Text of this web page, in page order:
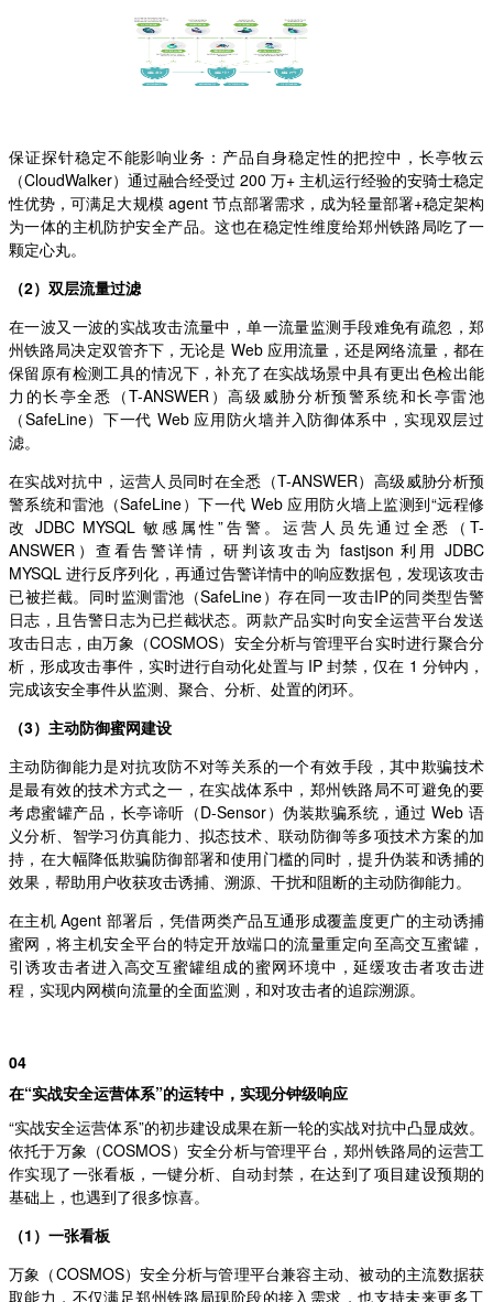
保证探针稳定不能影响业务：产品自身稳定性的把控中，长亭牧云
（CloudWalker）通过融合经受过 200 万+ 主机运行经验的安骑士稳定
性优势，可满足大规模 agent 节点部署需求，成为轻量部署+稳定架构
为一体的主机防护安全产品。这也在稳定性维度给郑州铁路局吃了一
颗定心丸。
（2）双层流量过滤
在一波又一波的实战攻击流量中，单一流量监测手段难免有疏忽，郑
州铁路局决定双管齐下，无论是 Web 应用流量，还是网络流量，都在
保留原有检测工具的情况下，补充了在实战场景中具有更出色检出能
力的长亭全悉（T-ANSWER）高级威胁分析预警系统和长亭雷池
（SafeLine）下一代 Web 应用防火墙并入防御体系中，实现双层过
滤。
在实战对抗中，运营人员同时在全悉（T-ANSWER）高级威胁分析预
警系统和雷池（SafeLine）下一代 Web 应用防火墙上监测到“远程修
改 JDBC MYSQL 敏感属性”告警。运营人员先通过全悉（T-
ANSWER）查看告警详情，研判该攻击为 fastjson 利用 JDBC
MYSQL 进行反序列化，再通过告警详情中的响应数据包，发现该攻击
已被拦截。同时监测雷池（SafeLine）存在同一攻击IP的同类型告警
日志，且告警日志为已拦截状态。两款产品实时向安全运营平台发送
攻击日志，由万象（COSMOS）安全分析与管理平台实时进行聚合分
析，形成攻击事件，实时进行自动化处置与 IP 封禁，仅在 1 分钟内，
完成该安全事件从监测、聚合、分析、处置的闭环。
（3）主动防御蜜网建设
主动防御能力是对抗攻防不对等关系的一个有效手段，其中欺骗技术
是最有效的技术方式之一，在实战体系中，郑州铁路局不可避免的要
考虑蜜罐产品，长亭谛听（D-Sensor）伪装欺骗系统，通过 Web 语
义分析、智学习仿真能力、拟态技术、联动防御等多项技术方案的加
持，在大幅降低欺骗防御部署和使用门槛的同时，提升伪装和诱捕的
效果，帮助用户收获攻击诱捕、溯源、干扰和阻断的主动防御能力。
在主机 Agent 部署后，凭借两类产品互通形成覆盖度更广的主动诱捕
蜜网，将主机安全平台的特定开放端口的流量重定向至高交互蜜罐，
引诱攻击者进入高交互蜜罐组成的蜜网环境中，延缓攻击者攻击进
程，实现内网横向流量的全面监测，和对攻击者的追踪溯源。
04
在“实战安全运营体系”的运转中，实现分钟级响应
“实战安全运营体系”的初步建设成果在新一轮的实战对抗中凸显成效。
依托于万象（COSMOS）安全分析与管理平台，郑州铁路局的运营工
作实现了一张看板，一键分析、自动封禁，在达到了项目建设预期的
基础上，也遇到了很多惊喜。
（1）一张看板
万象（COSMOS）安全分析与管理平台兼容主动、被动的主流数据获
取能力，不仅满足郑州铁路局现阶段的接入需求，也支持未来更多工